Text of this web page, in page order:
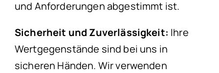
und Anforderungen abgestimmt ist.
Sicherheit und Zuverlässigkeit: Ihre
Wertgegenstände sind bei uns in
sicheren Händen. Wir verwenden